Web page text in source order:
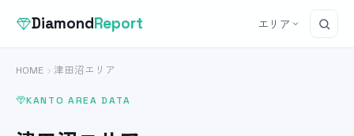
DiamondReport エリア
HOME 津田沼エリア
KANTO AREA DATA